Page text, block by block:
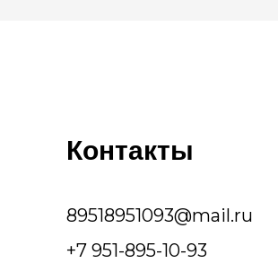
Контакты
+7 951-895-10-93
89518951093@mail.ru